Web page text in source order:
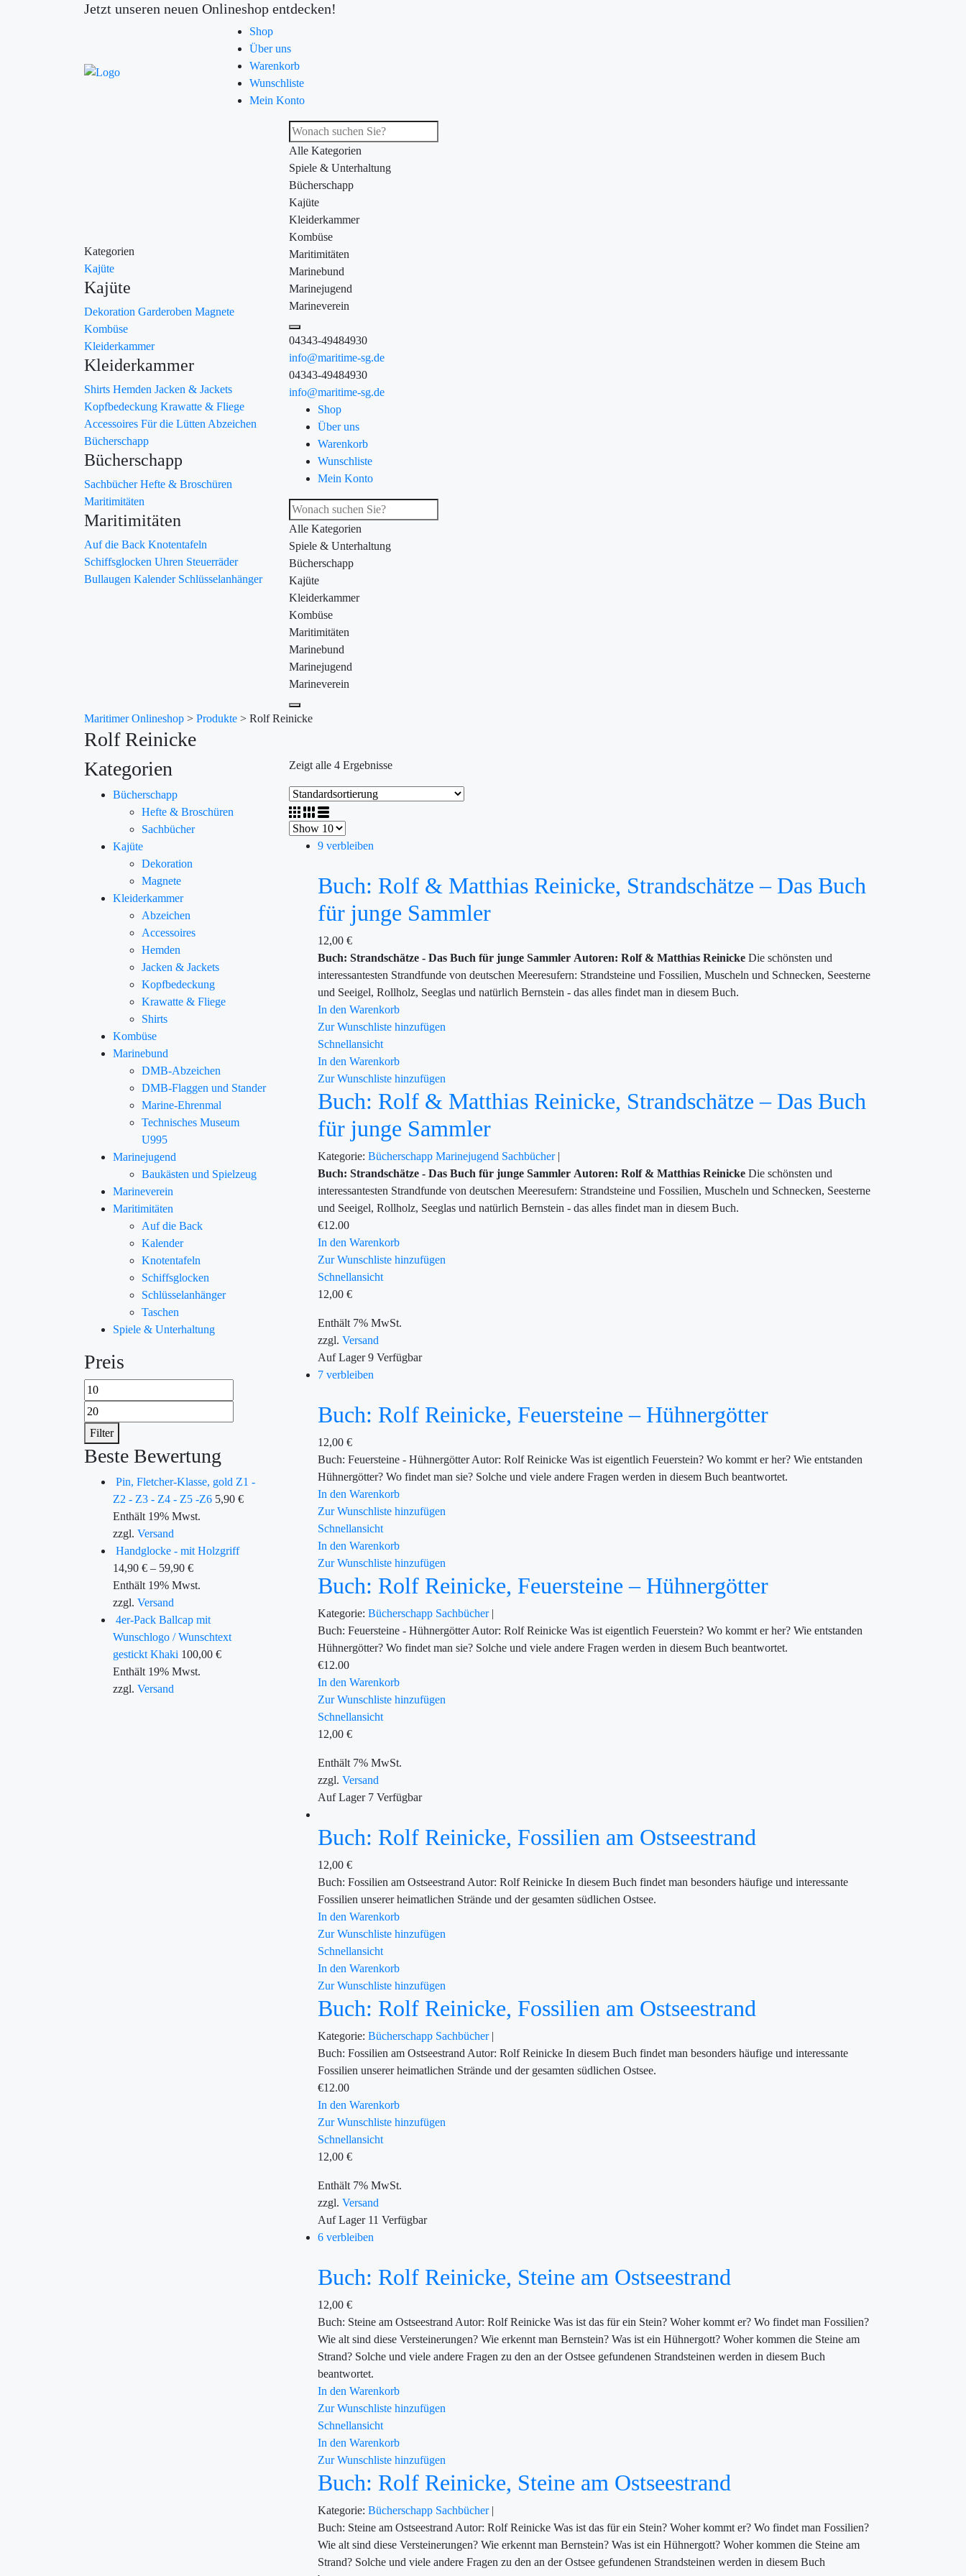
Jetzt unseren neuen Onlineshop entdecken!
Shop
Über uns
Warenkorb
Wunschliste
Mein Konto
Kategorien
Kajüte
Kajüte
Dekoration Garderoben Magnete
Kombüse
Kleiderkammer
Kleiderkammer
Shirts Hemden Jacken & Jackets
Kopfbedeckung Krawatte & Fliege
Accessoires Für die Lütten Abzeichen
Bücherschapp
Bücherschapp
SachbücherHefte & Broschüren
Maritimitäten
Maritimitäten
Auf die Back Knotentafeln
Schiffsglocken Uhren Steuerräder
Bullaugen Kalender Schlüsselanhänger
Alle Kategorien
Spiele & Unterhaltung
Bücherschapp
Kajüte
Kleiderkammer
Kombüse
Maritimitäten
Marinebund
Marinejugend
Marineverein
04343-49484930
info@maritime-sg.de
04343-49484930
info@maritime-sg.de
Shop
Über uns
Warenkorb
Wunschliste
Mein Konto
Alle Kategorien
Spiele & Unterhaltung
Bücherschapp
Kajüte
Kleiderkammer
Kombüse
Maritimitäten
Marinebund
Marinejugend
Marineverein
Maritimer Onlineshop > Produkte > Rolf Reinicke
Rolf Reinicke
Kategorien
Bücherschapp
Hefte & Broschüren
Sachbücher
Kajüte
Dekoration
Magnete
Kleiderkammer
Abzeichen
Accessoires
Hemden
Jacken & Jackets
Kopfbedeckung
Krawatte & Fliege
Shirts
Kombüse
Marinebund
DMB-Abzeichen
DMB-Flaggen und Stander
Marine-Ehrenmal
Technisches Museum
U995
Marinejugend
Baukästen und Spielzeug
Marineverein
Maritimitäten
Auf die Back
Kalender
Knotentafeln
Schiffsglocken
Schlüsselanhänger
Taschen
Spiele & Unterhaltung
Preis
Filter
Beste Bewertung
Pin, Fletcher-Klasse, gold Z1 -
Z2 - Z3 - Z4 - Z5 -Z6 5,90 €
Enthält 19% Mwst.
zzgl. Versand
Handglocke - mit Holzgriff
14,90 € – 59,90 €
Enthält 19% Mwst.
zzgl. Versand
4er-Pack Ballcap mit
Wunschlogo / Wunschtext
gestickt Khaki 100,00 €
Enthält 19% Mwst.
zzgl. Versand
Zeigt alle 4 Ergebnisse
9 verbleiben
Buch: Rolf & Matthias Reinicke, Strandschätze – Das Buch
für junge Sammler
12,00 €
Buch: Strandschätze - Das Buch für junge Sammler Autoren: Rolf & Matthias Reinicke Die schönsten und
interessantesten Strandfunde von deutschen Meeresufern: Strandsteine und Fossilien, Muscheln und Schnecken, Seesterne
und Seeigel, Rollholz, Seeglas und natürlich Bernstein - das alles findet man in diesem Buch.
In den Warenkorb
Zur Wunschliste hinzufügen
Schnellansicht
In den Warenkorb
Zur Wunschliste hinzufügen
Buch: Rolf & Matthias Reinicke, Strandschätze – Das Buch
für junge Sammler
Kategorie: Bücherschapp Marinejugend Sachbücher |
Buch: Strandschätze - Das Buch für junge Sammler Autoren: Rolf & Matthias Reinicke Die schönsten und
interessantesten Strandfunde von deutschen Meeresufern: Strandsteine und Fossilien, Muscheln und Schnecken, Seesterne
und Seeigel, Rollholz, Seeglas und natürlich Bernstein - das alles findet man in diesem Buch.
€12.00
In den Warenkorb
Zur Wunschliste hinzufügen
Schnellansicht
12,00 €
Enthält 7% MwSt.
zzgl. Versand
Auf Lager9 Verfügbar
7 verbleiben
Buch: Rolf Reinicke, Feuersteine – Hühnergötter
12,00 €
Buch: Feuersteine - Hühnergötter Autor: Rolf Reinicke Was ist eigentlich Feuerstein? Wo kommt er her? Wie entstanden
Hühnergötter? Wo findet man sie? Solche und viele andere Fragen werden in diesem Buch beantwortet.
In den Warenkorb
Zur Wunschliste hinzufügen
Schnellansicht
In den Warenkorb
Zur Wunschliste hinzufügen
Buch: Rolf Reinicke, Feuersteine – Hühnergötter
Kategorie: Bücherschapp Sachbücher |
Buch: Feuersteine - Hühnergötter Autor: Rolf Reinicke Was ist eigentlich Feuerstein? Wo kommt er her? Wie entstanden
Hühnergötter? Wo findet man sie? Solche und viele andere Fragen werden in diesem Buch beantwortet.
€12.00
In den Warenkorb
Zur Wunschliste hinzufügen
Schnellansicht
12,00 €
Enthält 7% MwSt.
zzgl. Versand
Auf Lager7 Verfügbar
Buch: Rolf Reinicke, Fossilien am Ostseestrand
12,00 €
Buch: Fossilien am Ostseestrand Autor: Rolf Reinicke In diesem Buch findet man besonders häufige und interessante
Fossilien unserer heimatlichen Strände und der gesamten südlichen Ostsee.
In den Warenkorb
Zur Wunschliste hinzufügen
Schnellansicht
In den Warenkorb
Zur Wunschliste hinzufügen
Buch: Rolf Reinicke, Fossilien am Ostseestrand
Kategorie: Bücherschapp Sachbücher |
Buch: Fossilien am Ostseestrand Autor: Rolf Reinicke In diesem Buch findet man besonders häufige und interessante
Fossilien unserer heimatlichen Strände und der gesamten südlichen Ostsee.
€12.00
In den Warenkorb
Zur Wunschliste hinzufügen
Schnellansicht
12,00 €
Enthält 7% MwSt.
zzgl. Versand
Auf Lager11 Verfügbar
6 verbleiben
Buch: Rolf Reinicke, Steine am Ostseestrand
12,00 €
Buch: Steine am Ostseestrand Autor: Rolf Reinicke Was ist das für ein Stein? Woher kommt er? Wo findet man Fossilien?
Wie alt sind diese Versteinerungen? Wie erkennt man Bernstein? Was ist ein Hühnergott? Woher kommen die Steine am
Strand? Solche und viele andere Fragen zu den an der Ostsee gefundenen Strandsteinen werden in diesem Buch
beantwortet.
In den Warenkorb
Zur Wunschliste hinzufügen
Schnellansicht
In den Warenkorb
Zur Wunschliste hinzufügen
Buch: Rolf Reinicke, Steine am Ostseestrand
Kategorie: Bücherschapp Sachbücher |
Buch: Steine am Ostseestrand Autor: Rolf Reinicke Was ist das für ein Stein? Woher kommt er? Wo findet man Fossilien?
Wie alt sind diese Versteinerungen? Wie erkennt man Bernstein? Was ist ein Hühnergott? Woher kommen die Steine am
Strand? Solche und viele andere Fragen zu den an der Ostsee gefundenen Strandsteinen werden in diesem Buch